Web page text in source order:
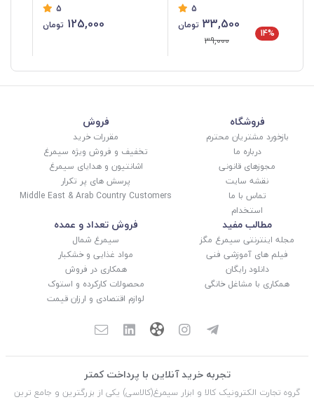
5
14%
33,500 تومان
39,000
5
125,000 تومان
فروشگاه
بازخورد مشتریان محترم
درباره ما
مجوزهای قانونی
نقشه سایت
تماس با ما
استخدام
فروش
مقررات خرید
تخفیف و فروش ویژه سیمرغ
اشانتیون و هدایای سیمرغ
پرسش های پر تکرار
Middle East & Arab Country Customers
مطالب مفید
مجله اینترنتی سیمرغ مگز
فیلم های آموزشی فنی
دانلود رایگان
همکاری با مشاغل خانگی
فروش تعداد و عمده
سیمرغ شمال
مواد غذایی و خشکبار
همکاری در فروش
محصولات کارکرده و استوک
لوازم اقتصادی و ارزان قیمت
تجربه خرید آنلاین با پرداخت کمتر
گروه تجارت الکترونیک کالا و ابزار سیمرغ(کالاسی) یکی از بزرگترین و جامع ترین